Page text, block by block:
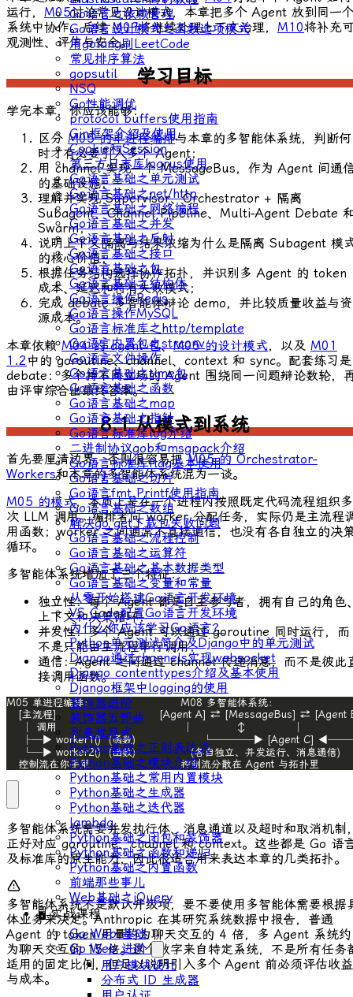
Go语言之依赖管理
Go语言设计模式之函数选项模式
用golang刷LeetCode
常见排序算法
gopsutil
NSQ
Go性能调优
protocol buffers使用指南
Gin框架介绍及使用
Cookie和Session
第三方日志库logrus使用
Go语言基础之单元测试
Go语言基础之net/http
Go语言基础之网络编程
Go语言基础之并发
Go语言基础之反射
Go语言基础之接口
Go语言基础之包
Go语言基础之结构体
Go语言操作Redis
Go语言操作MySQL
Go语言标准库之http/template
Go语言内置包之strconv
Go语言文件操作
Go语言基础之time包
Go语言基础之函数
Go语言基础之map
Go语言基础之指针
Go语言标准库log介绍
二进制协议gob和msgpack介绍
Go语言标准库flag基本使用
Go语言基础之切片
Go语言fmt.Printf使用指南
Go语言基础之数组
解决go get下载包失败问题
Go语言基础之流程控制
Go语言基础之运算符
Go语言基础之基本数据类型
Go语言基础之变量和常量
从零开始搭建Go语言开发环境
VS Code配置Go语言开发环境
为什么你应该学习Go语言？
Python单元测试简介及Django中的单元测试
Django通过channels实现websocket
Django contenttypes介绍及基本使用
Django框架中logging的使用
装饰器进阶
装饰器五部曲
列表推导式
Python基础之正则表达式
Python基础之模块介绍
Python基础之常用内置模块
Python基础之生成器
Python基础之迭代器
lambda
Python基础之闭包和装饰器
Python基础之函数和递归
Python基础之内置函数
前端那些事儿
Web基础之jQuery
🖥 实战课程
Go Web 基础
Go Web 进阶
用户模块设计
分布式 ID ⽣成器
运行， M05讨论常见设计模式，本章把多个 Agent 放到同一
系统中协作。后续M09将继续处理上下文治理， M10将补充
观测性、评估与安全。
学习目标
学完本章，你应该能够：
区分 M05 的单进程编排与本章的多智能体系统，判断何
时才有必要引入多个 Agent；
用 channel 实现一个MessageBus，作为 Agent 间通
的基础设施；
理解并实现 Supervisor、Orchestrator + 隔离
Subagent、Channel Pipeline、Multi-Agent Debate
Swarm；
说明上下文隔离与结果浓缩为什么是隔离 Subagent 模
的核心价值；
根据任务结构选择协作拓扑，并识别多 Agent 的 token
成本、延迟和特有失败模式；
完成 debate多智能体辩论 demo，并比较质量收益与资
源成本。
本章依赖M04 的agent包、M05 的设计模式，以及 M01
1.2 中的 goroutine、channel、 context 和 sync。配套练习是
debate ：多个持不同立场的 Agent 围绕同一问题辩论数轮，
由评审综合出最终答案。
8.1 从模式到系统
首先要厘清边界，否则很容易把M05 的 Orchestrator-
Workers和本章的多智能体系统混为一谈。
M05 的模式，本质上是在一个进程内按照既定代码流程组织多
次 LLM 调用。编排者向 worker 分配任务，实际仍是主流程
用函数；worker 之间通常不直接通信，也没有各自独立的决
循环。
多智能体系统增加了三个特征：
独立性：每个 Agent 都是自主参与者，拥有自己的角色
上下文和决策循环；
并发性：多个 Agent 可以通过 goroutine 同时运行，而
不是只能由主流程串行调用；
通信：Agent 之间通过 channel 传递消息，而不是彼此
接调用函数。
   控制流在你手里                       控制流分散在 Agent 与拓扑里
多智能体系统需要并发执行体、消息通道以及超时和取消机制
正好对应 goroutine、channel 和context。这些都是 Go 语
及标准库的原生能力，因此很适合用来表达本章的几类拓扑。
多智能体系统不是默认升级项，要不要使用多智能体需要根据
体业务来决定。Anthropic 在其研究系统数据中报告，普通
Agent 的 token 用量约为聊天交互的 4 倍，多 Agent 系统约
为聊天交互的 15 倍。这个数字来自特定系统，不是所有任务
适用的固定比例，但足以说明引入多个 Agent 前必须评估收益
与成本。